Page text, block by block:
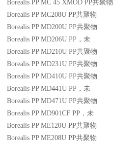
Borealis PP MC 45 XMOD PP共聚物
Borealis PP MC208U PP共聚物
Borealis PP MD200U PP共聚物
Borealis PP MD206U PP ，未
Borealis PP MD210U PP共聚物
Borealis PP MD231U PP共聚物
Borealis PP MD410U PP共聚物
Borealis PP MD441U PP ，未
Borealis PP MD471U PP共聚物
Borealis PP MD901CF PP ，未
Borealis PP ME120U PP共聚物
Borealis PP ME208U PP共聚物